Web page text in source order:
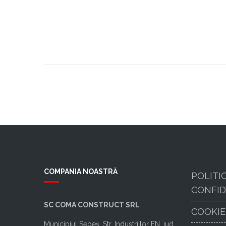
COMPANIA NOASTRĂ
SC COMA CONSTRUCT SRL
Municipiul Sebeș, Str. Industriilor FN, jud.